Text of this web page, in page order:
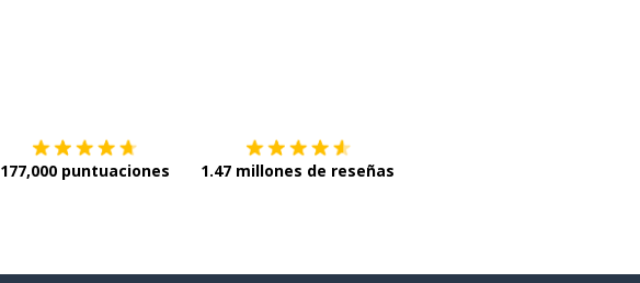
177,000 puntuaciones 1.47 millones de reseñas